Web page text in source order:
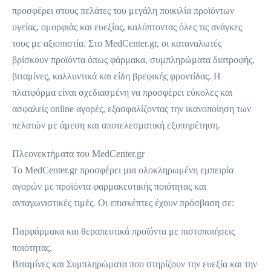
προσφέρει στους πελάτες του μεγάλη ποικιλία προϊόντων
υγείας, ομορφιάς και ευεξίας, καλύπτοντας όλες τις ανάγκες
τους με αξιοπιστία. Στο MedCenter.gr, οι καταναλωτές
βρίσκουν προϊόντα όπως φάρμακα, συμπληρώματα διατροφής,
βιταμίνες, καλλυντικά και είδη βρεφικής φροντίδας. Η
πλατφόρμα είναι σχεδιασμένη να προσφέρει εύκολες και
ασφαλείς online αγορές, εξασφαλίζοντας την ικανοποίηση των
πελατών με άμεση και αποτελεσματική εξυπηρέτηση.
Πλεονεκτήματα του MedCenter.gr
Το MedCenter.gr προσφέρει μια ολοκληρωμένη εμπειρία
αγορών με προϊόντα φαρμακευτικής ποιότητας και
ανταγωνιστικές τιμές. Οι επισκέπτες έχουν πρόσβαση σε:
Παρφάρμακα και θεραπευτικά προϊόντα με πιστοποιήσεις
ποιότητας.
Βιταμίνες και Συμπληρώματα που στηρίζουν την ευεξία και την